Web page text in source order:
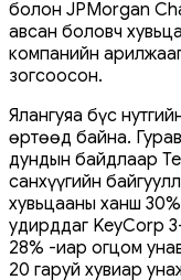
болон JPMorgan
авсан боловч
компанийн
зогсоосон.
Ялангуяа бүс
өртөөд байна.
дундын байдлаар
санхүүгийн
хувьцааны ханш
удирддаг KeyCorp
28% -иар огцом
20 гаруй хувиар